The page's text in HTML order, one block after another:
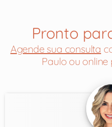
Pronto
Agende sua consulta
Paulo ou